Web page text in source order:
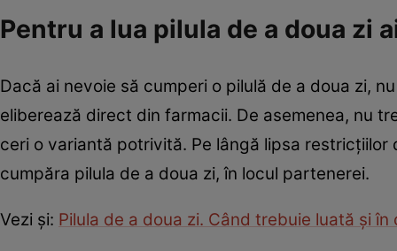
Pentru a lua pilula de a doua zi
Dacă ai nevoie să cumperi o pilulă de a doua zi,
eliberează direct din farmacii. De asemenea, nu
ceri o variantă potrivită. Pe lângă lipsa
cumpăra pilula de a doua zi, în locul partenerei.
Vezi şi: Pilula de a doua zi. Când trebuie luată şi în